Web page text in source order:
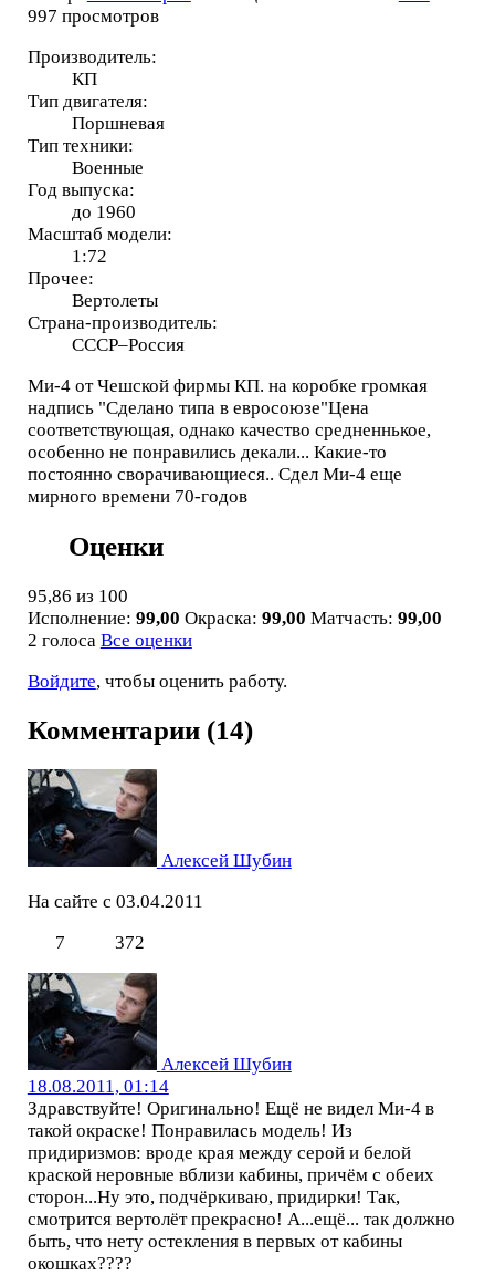
997 просмотров
Производитель:
КП
Тип двигателя:
Поршневая
Тип техники:
Военные
Год выпуска:
до 1960
Масштаб модели:
1:72
Прочее:
Вертолеты
Страна-производитель:
СССР–Россия
Ми-4 от Чешской фирмы КП. на коробке громкая
надпись "Сделано типа в евросоюзе"Цена
соответствующая, однако качество средненнькое,
особенно не понравились декали... Какие-то
постоянно сворачивающиеся.. Сдел Ми-4 еще
мирного времени 70-годов
Оценки
95,86 из 100
Исполнение: 99,00 Окраска: 99,00 Матчасть: 99,00
2 голоса Все оценки
Войдите, чтобы оценить работу.
Комментарии (14)
Алексей Шубин
На сайте с 03.04.2011
7
372
Алексей Шубин
18.08.2011, 01:14
Здравствуйте! Оригинально! Ещё не видел Ми-4 в
такой окраске! Понравилась модель! Из
придиризмов: вроде края между серой и белой
краской неровные вблизи кабины, причём с обеих
сторон...Ну это, подчёркиваю, придирки! Так,
смотрится вертолёт прекрасно! А...ещё... так должно
быть, что нету остекления в первых от кабины
окошках????